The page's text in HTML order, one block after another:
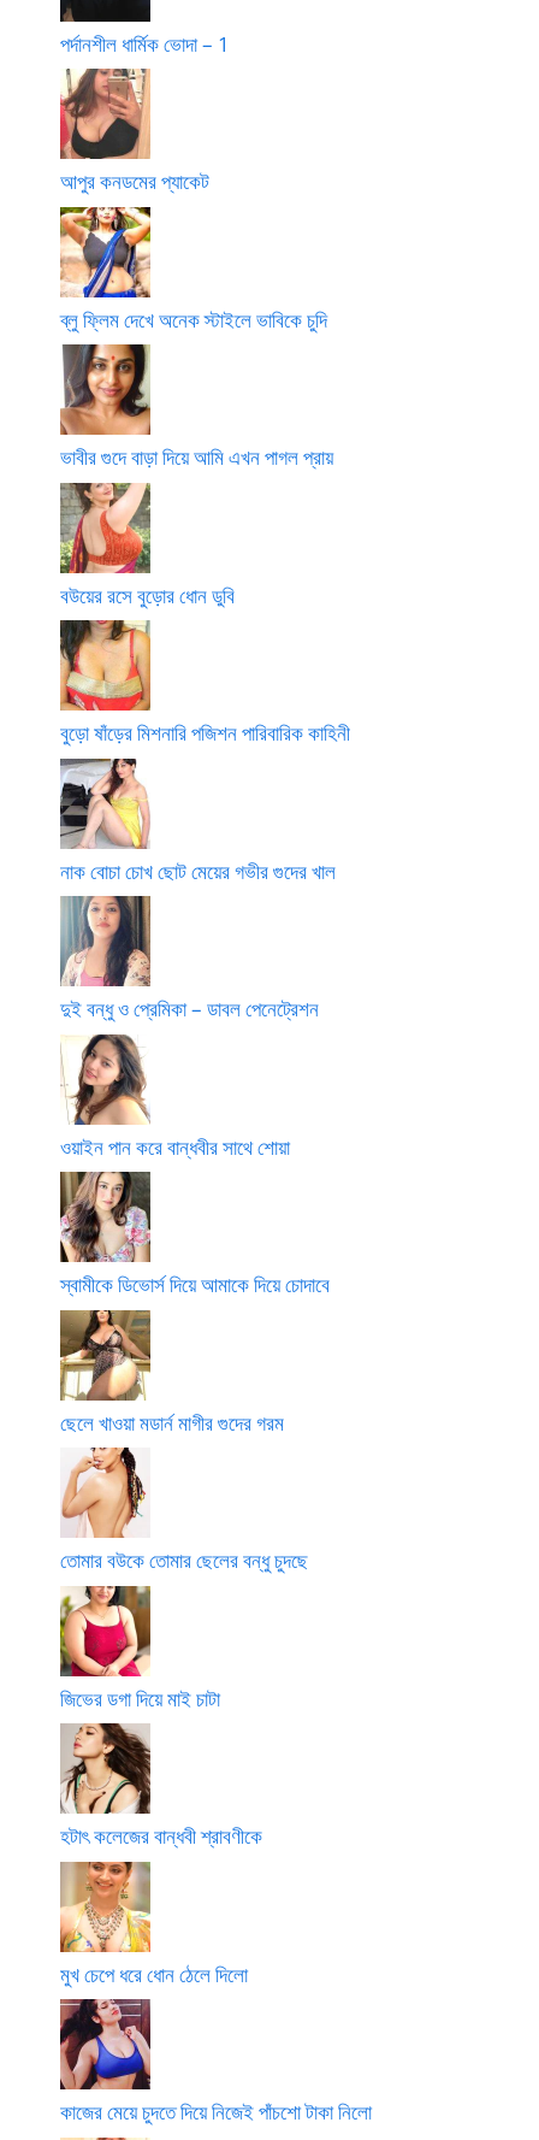
পর্দানশীল ধার্মিক ভোদা – 1
আপুর কনডমের প্যাকেট
ব্লু ফ্লিম দেখে অনেক স্টাইলে ভাবিকে চুদি
ভাবীর গুদে বাড়া দিয়ে আমি এখন পাগল প্রায়
বউয়ের রসে বুড়োর ধোন ডুবি
বুড়ো ষাঁড়ের মিশনারি পজিশন পারিবারিক কাহিনী
নাক বোচা চোখ ছোট মেয়ের গভীর গুদের খাল
দুই বন্ধু ও প্রেমিকা – ডাবল পেনেট্রেশন
ওয়াইন পান করে বান্ধবীর সাথে শোয়া
স্বামীকে ডিভোর্স দিয়ে আমাকে দিয়ে চোদাবে
ছেলে খাওয়া মডার্ন মাগীর গুদের গরম
তোমার বউকে তোমার ছেলের বন্ধু চুদছে
জিভের ডগা দিয়ে মাই চাটা
হটাৎ কলেজের বান্ধবী শ্রাবণীকে
মুখ চেপে ধরে ধোন ঠেলে দিলো
কাজের মেয়ে চুদতে দিয়ে নিজেই পাঁচশো টাকা নিলো